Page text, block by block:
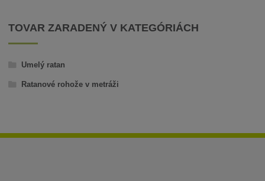
TOVAR ZARADENÝ V KATEGÓRIÁCH
Umelý ratan
Ratanové rohože v metráži